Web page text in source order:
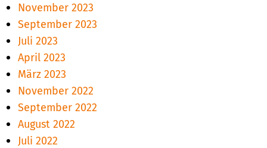
November 2023
September 2023
Juli 2023
April 2023
März 2023
November 2022
September 2022
August 2022
Juli 2022